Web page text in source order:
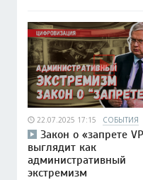
22.07.2025 17:15 СОБЫТИЯ
Закон о «запрете
выглядит как
административный
экстремизм